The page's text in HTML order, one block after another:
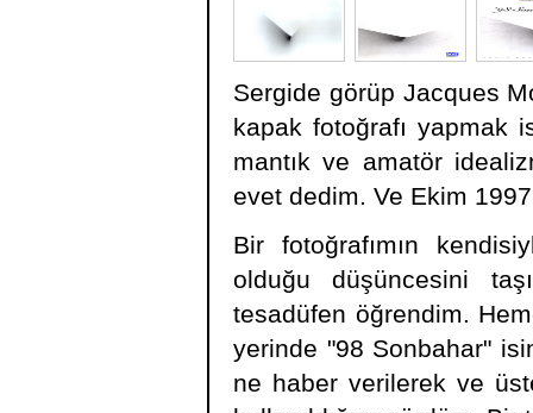
Sergide görüp Jacques
kapak fotoğrafı yapmak
mantık ve amatör
evet dedim. Ve Ekim 1997
Bir fotoğrafımın
olduğu düşüncesini
tesadüfen öğrendim.
yerinde "98 Sonbahar"
ne haber verilerek ve